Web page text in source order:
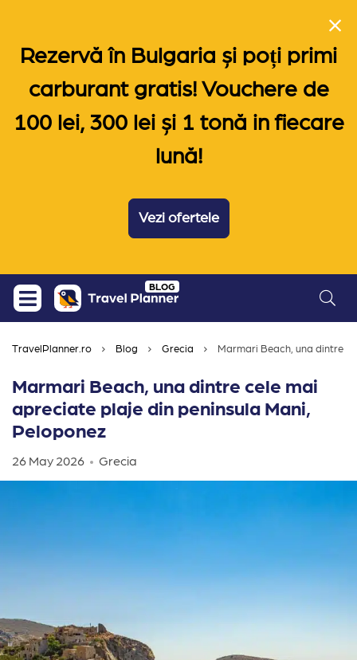
Rezervă în Bulgaria și poți primi
carburant gratis! Vouchere de
100 lei, 300 lei și 1 tonă in fiecare
lună!
Vezi ofertele
Skip
content
BLOG
TravelPlanner.ro Blog Grecia Marmari Beach, una dintre
Marmari Beach, una dintre cele mai
apreciate plaje din peninsula Mani,
Peloponez
26 May 2026 Grecia